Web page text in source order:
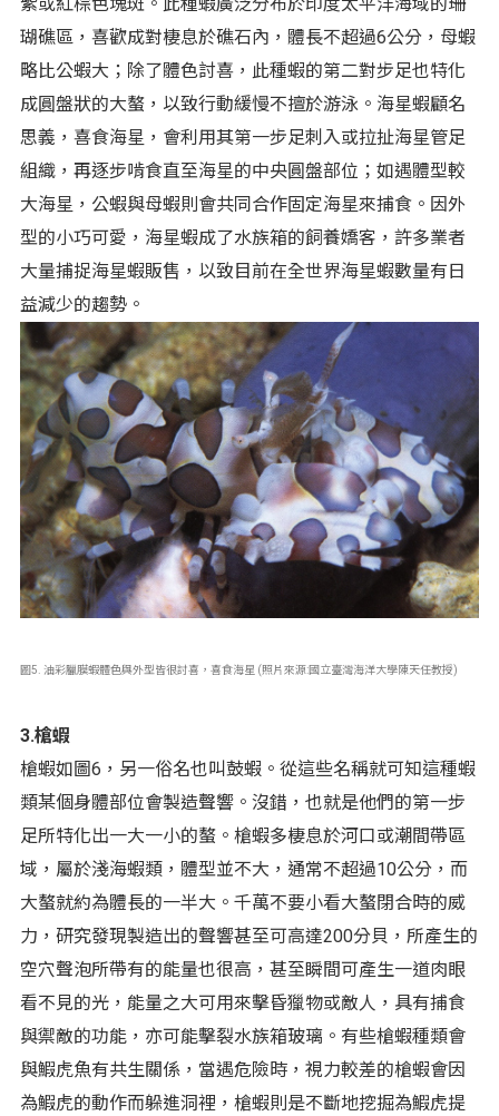
瑚礁區，喜歡成對棲息於礁石內，體長不超過6公分，母蝦
略比公蝦大；除了體色討喜，此種蝦的第二對步足也特化
成圓盤狀的大螯，以致行動緩慢不擅於游泳。海星蝦顧名
思義，喜食海星，會利用其第一步足刺入或拉扯海星管足
組織，再逐步啃食直至海星的中央圓盤部位；如遇體型較
大海星，公蝦與母蝦則會共同合作固定海星來捕食。因外
型的小巧可愛，海星蝦成了水族箱的飼養嬌客，許多業者
大量捕捉海星蝦販售，以致目前在全世界海星蝦數量有日
益減少的趨勢。
圖5. 油彩臘膜蝦體色與外型皆很討喜，喜食海星 (照片來源:國立臺灣海洋大學陳天任教授)
3.槍蝦
槍蝦如圖6，另一俗名也叫鼓蝦。從這些名稱就可知這種蝦
類某個身體部位會製造聲響。沒錯，也就是他們的第一步
足所特化出一大一小的螯。槍蝦多棲息於河口或潮間帶區
域，屬於淺海蝦類，體型並不大，通常不超過10公分，而
大螯就約為體長的一半大。千萬不要小看大螯閉合時的威
力，研究發現製造出的聲響甚至可高達200分貝，所產生的
空穴聲泡所帶有的能量也很高，甚至瞬間可產生一道肉眼
看不見的光，能量之大可用來擊昏獵物或敵人，具有捕食
與禦敵的功能，亦可能擊裂水族箱玻璃。有些槍蝦種類會
與鰕虎魚有共生關係，當遇危險時，視力較差的槍蝦會因
為鰕虎的動作而躲進洞裡，槍蝦則是不斷地挖掘為鰕虎提